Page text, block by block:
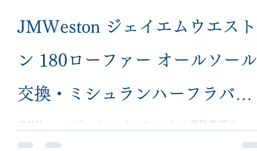
ハーフラバー • ヒール交換等 alden nike
saint laurent redwing loropiana danner
JMWeston ジェイエムウエスト
ン 180ローファー オールソール
交換・ミシュランハーフラバ
ー・スチール修理｜埼玉 大宮
JMWeston（ジェイエムウエストン）の革靴修理は